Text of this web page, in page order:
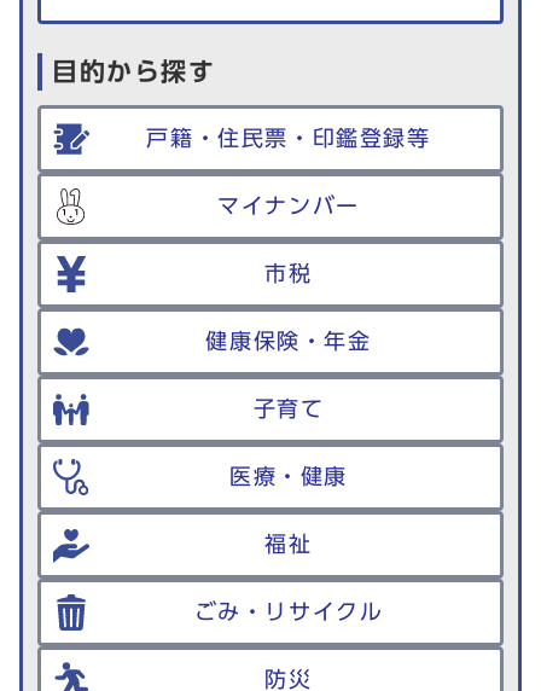
目的から探す
戸籍・住民票・印鑑登録等
マイナンバー
市税
健康保険・年金
子育て
医療・健康
福祉
ごみ・リサイクル
防災